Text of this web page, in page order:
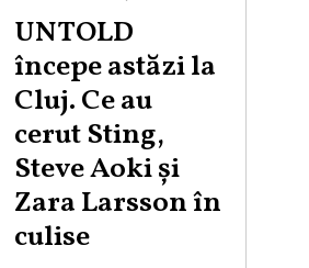
UNTOLD
începe astăzi la
Cluj. Ce au
cerut Sting,
Steve Aoki și
Zara Larsson în
culise